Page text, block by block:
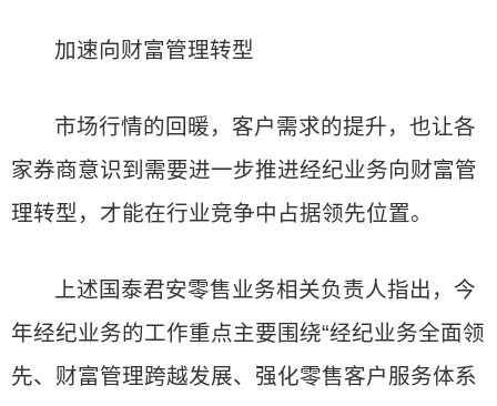
加速向财富管理转型
市场行情的回暖，客户需求的提升，也让各
家券商意识到需要进一步推进经纪业务向财富管
理转型，才能在行业竞争中占据领先位置。
上述国泰君安零售业务相关负责人指出，今
年经纪业务的工作重点主要围绕“经纪业务全面领
先、财富管理跨越发展、强化零售客户服务体系